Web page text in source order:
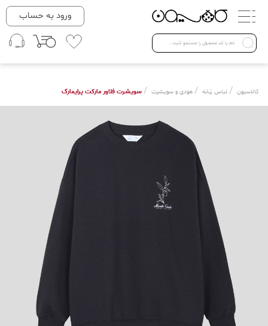
دسته بندی ها
Open submenu ( لباس زنانه )
لباس زنانه
لباس مردانه
ورود به حساب
کالاسیون / لباس زنانه / هودی و سویشرت / سویشرت فلاور مارکت پرایمارک